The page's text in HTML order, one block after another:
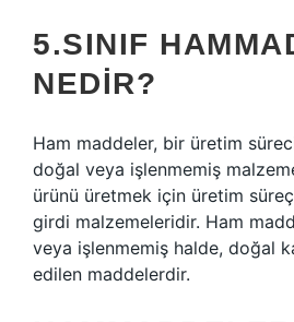
5.SINIF
NEDIR?
Ham maddeler, bir üretim
doğal veya işlenmemiş
ürünü üretmek için üretim
girdi malzemeleridir. Ham
veya işlenmemiş halde, doğal
edilen maddelerdir.